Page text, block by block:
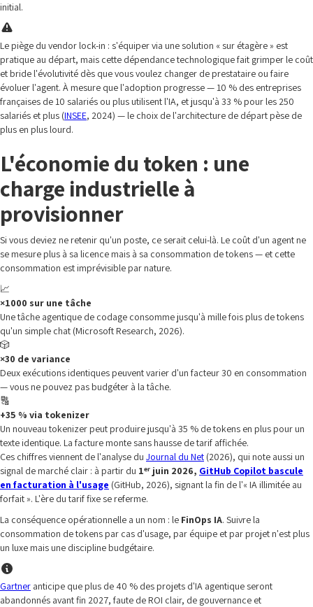
initial.
Le piège du vendor lock-in : s'équiper via une solution « sur étagère » est
pratique au départ, mais cette dépendance technologique fait grimper le coût
et bride l'évolutivité dès que vous voulez changer de prestataire ou faire
évoluer l'agent. À mesure que l'adoption progresse — 10 % des entreprises
françaises de 10 salariés ou plus utilisent l'IA, et jusqu'à 33 % pour les 250
salariés et plus (INSEE, 2024) — le choix de l'architecture de départ pèse de
plus en plus lourd.
L'économie du token : une
charge industrielle à
provisionner
Si vous deviez ne retenir qu'un poste, ce serait celui-là. Le coût d'un agent ne
se mesure plus à sa licence mais à sa consommation de tokens — et cette
consommation est imprévisible par nature.
📈
×1000 sur une tâche
Une tâche agentique de codage consomme jusqu'à mille fois plus de tokens
qu'un simple chat (Microsoft Research, 2026).
🎲
×30 de variance
Deux exécutions identiques peuvent varier d'un facteur 30 en consommation
— vous ne pouvez pas budgéter à la tâche.
🔠
+35 % via tokenizer
Un nouveau tokenizer peut produire jusqu'à 35 % de tokens en plus pour un
texte identique. La facture monte sans hausse de tarif affichée.
Ces chiffres viennent de l'analyse du Journal du Net (2026), qui note aussi un
signal de marché clair : à partir du 1ᵉʳ juin 2026, GitHub Copilot bascule
en facturation à l'usage (GitHub, 2026), signant la fin de l'« IA illimitée au
forfait ». L'ère du tarif fixe se referme.
La conséquence opérationnelle a un nom : le FinOps IA. Suivre la
consommation de tokens par cas d'usage, par équipe et par projet n'est plus
un luxe mais une discipline budgétaire.
Gartner anticipe que plus de 40 % des projets d'IA agentique seront
abandonnés avant fin 2027, faute de ROI clair, de gouvernance et